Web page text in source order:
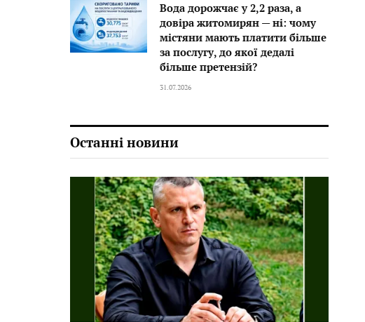
Вода дорожчає у 2,2 раза, а
довіра житомирян — ні: чому
містяни мають платити більше
за послугу, до якої дедалі
більше претензій?
31.07.2026
Останні новини